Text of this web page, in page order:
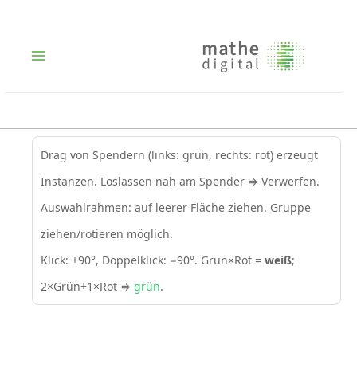
springen
Drag von Spendern (links: grün, rechts: rot) erzeugt
Instanzen. Loslassen nah am Spender ⇒ Verwerfen.
Auswahlrahmen: auf leerer Fläche ziehen. Gruppe
ziehen/rotieren möglich.
Klick: +90°, Doppelklick: −90°. Grün×Rot = weiß;
2×Grün+1×Rot ⇒ grün.